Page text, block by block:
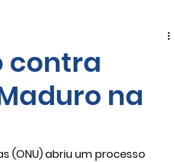
- Finanças
contra
na
(ONU) abriu um processo